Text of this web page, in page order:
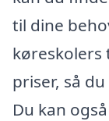
til dine
køreskolers
priser, så
Du kan